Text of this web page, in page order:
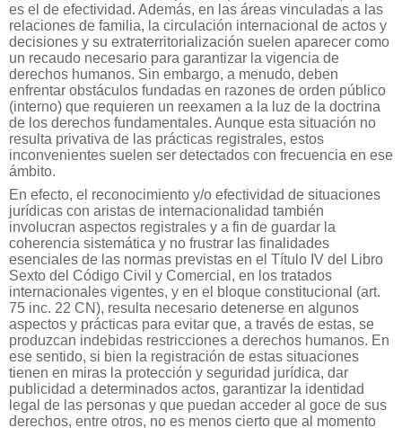
es el de efectividad. Además, en las áreas vinculadas a las
relaciones de familia, la circulación internacional de actos y
decisiones y su extraterritorialización suelen aparecer como
un recaudo necesario para garantizar la vigencia de
derechos humanos. Sin embargo, a menudo, deben
enfrentar obstáculos fundadas en razones de orden público
(interno) que requieren un reexamen a la luz de la doctrina
de los derechos fundamentales. Aunque esta situación no
resulta privativa de las prácticas registrales, estos
inconvenientes suelen ser detectados con frecuencia en ese
ámbito.
En efecto, el reconocimiento y/o efectividad de situaciones
jurídicas con aristas de internacionalidad también
involucran aspectos registrales y a fin de guardar la
coherencia sistemática y no frustrar las finalidades
esenciales de las normas previstas en el Título IV del Libro
Sexto del Código Civil y Comercial, en los tratados
internacionales vigentes, y en el bloque constitucional (art.
75 inc. 22 CN), resulta necesario detenerse en algunos
aspectos y prácticas para evitar que, a través de estas, se
produzcan indebidas restricciones a derechos humanos. En
ese sentido, si bien la registración de estas situaciones
tienen en miras la protección y seguridad jurídica, dar
publicidad a determinados actos, garantizar la identidad
legal de las personas y que puedan acceder al goce de sus
derechos, entre otros, no es menos cierto que al momento